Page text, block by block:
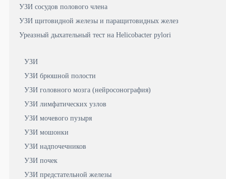
УЗИ сосудов полового члена
УЗИ щитовидной железы и паращитовидных желез
Уреазный дыхательный тест на Helicobacter pylori
УЗИ
УЗИ брюшной полости
УЗИ головного мозга (нейросонография)
УЗИ лимфатических узлов
УЗИ мочевого пузыря
УЗИ мошонки
УЗИ надпочечников
УЗИ почек
УЗИ предстательной железы